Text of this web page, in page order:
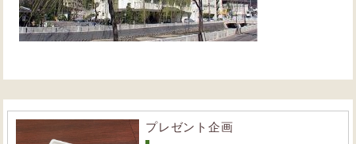
プレゼント企画